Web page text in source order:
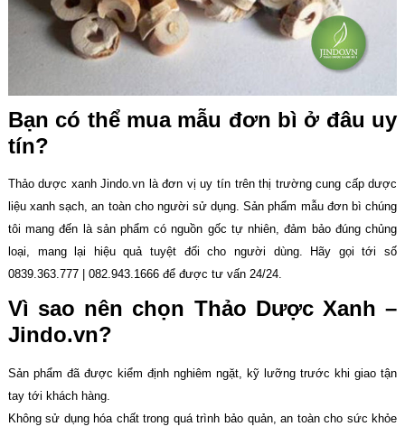
Bạn có thể mua mẫu đơn bì ở đâu uy
tín?
Thảo dược xanh Jindo.vn là đơn vị uy tín trên thị trường cung cấp dược
liệu xanh sạch, an toàn cho người sử dụng. Sản phẩm mẫu đơn bì chúng
tôi mang đến là sản phẩm có nguồn gốc tự nhiên, đảm bảo đúng chủng
loại, mang lại hiệu quả tuyệt đối cho người dùng. Hãy gọi tới số
0839.363.777 | 082.943.1666 để được tư vấn 24/24.
Vì sao nên chọn Thảo Dược Xanh –
Jindo.vn?
Sản phẩm đã được kiểm định nghiêm ngặt, kỹ lưỡng trước khi giao tận
tay tới khách hàng.
Không sử dụng hóa chất trong quá trình bảo quản, an toàn cho sức khỏe